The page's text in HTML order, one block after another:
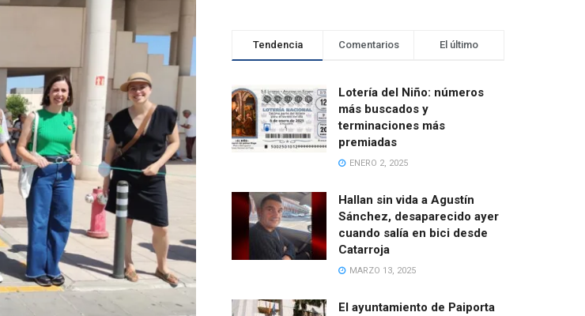
Tendencia Comentarios El último
Lotería del Niño: números
más buscados y
terminaciones más
premiadas
ENERO 2, 2025
Hallan sin vida a Agustín
Sánchez, desaparecido ayer
cuando salía en bici desde
Catarroja
MARZO 13, 2025
El ayuntamiento de Paiporta